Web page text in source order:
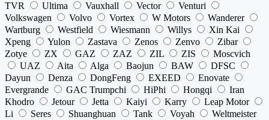
TVR
Ultima Vauxhall Vector
Venturi
Volkswagen
Volvo Vortex W Motors
Wanderer
Wartburg
Westfield Wiesmann Willys
Xin Kai
Xpeng
Yulon Zastava Zenos Zenvo
Zibar
Zotye
ZX GAZ ZAZ ZIL ZIS
Moscvich
UAZ
Aita Alga Baojun BAW
DFSC
Dayun
Denza DongFeng EXEED
Enovate
Evergrande
GAC Trumpchi HiPhi Hongqi
Iran
Khodro
Jetour Jetta Kaiyi Karry
Leap Motor
Li
Seres Shuanghuan Tank Voyah
Weltmeister